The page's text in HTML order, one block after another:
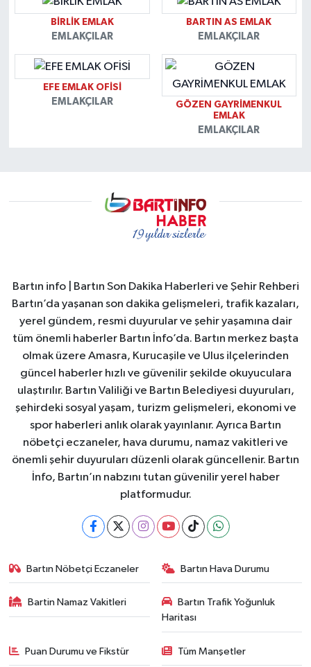
BİRLİK EMLAK
EMLAKÇILAR
BARTIN AS EMLAK
EMLAKÇILAR
EFE EMLAK OFİSİ
EMLAKÇILAR
GÖZEN GAYRİMENKUL
EMLAK
EMLAKÇILAR
Bartın info | Bartın Son Dakika Haberleri ve Şehir Rehberi
Bartın’da yaşanan son dakika gelişmeleri, trafik kazaları,
yerel gündem, resmi duyurular ve şehir yaşamına dair
tüm önemli haberler Bartın İnfo’da. Bartın merkez başta
olmak üzere Amasra, Kurucaşile ve Ulus ilçelerinden
güncel haberler hızlı ve güvenilir şekilde okuyuculara
ulaştırılır. Bartın Valiliği ve Bartın Belediyesi duyuruları,
şehirdeki sosyal yaşam, turizm gelişmeleri, ekonomi ve
spor haberleri anlık olarak yayınlanır. Ayrıca Bartın
nöbetçi eczaneler, hava durumu, namaz vakitleri ve
önemli şehir duyuruları düzenli olarak güncellenir. Bartın
İnfo, Bartın’ın nabzını tutan güvenilir yerel haber
platformudur.
Bartın Nöbetçi Eczaneler Bartın Hava Durumu
Bartin Namaz Vakitleri
Bartın Trafik Yoğunluk
Haritası
Puan Durumu ve Fikstür Tüm Manşetler